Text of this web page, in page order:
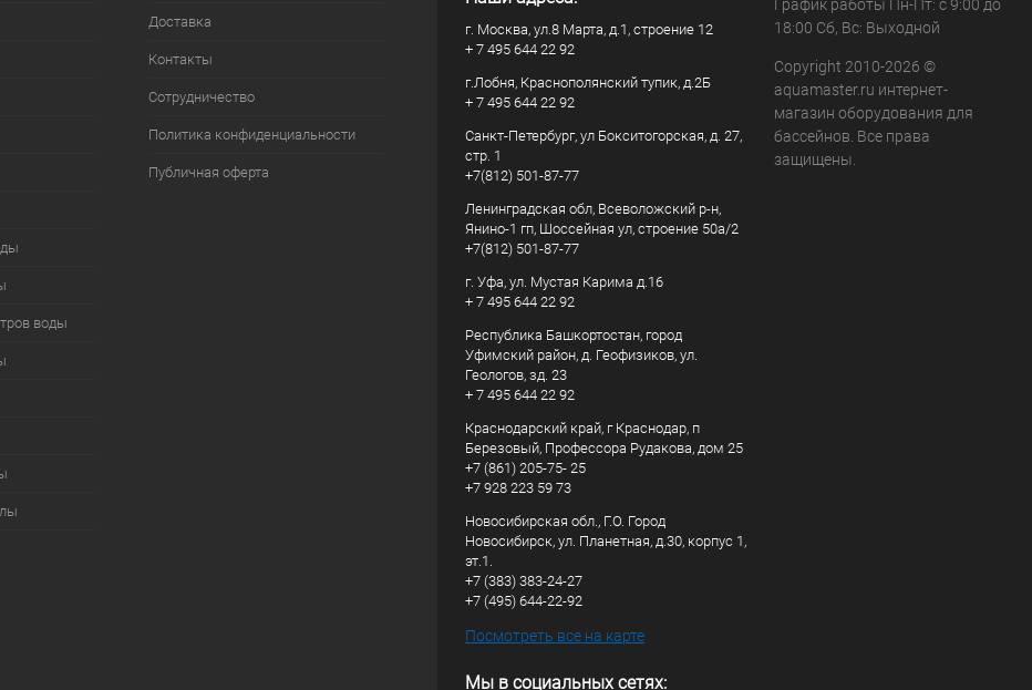
воды
Доставка
Контакты
Сотрудничество
Политика конфиденциальности
Публичная оферта
г. Москва, ул.8 Марта, д.1, строение 12
+ 7 495 644 22 92
г.Лобня, Краснополянский тупик, д.2Б
+ 7 495 644 22 92
Санкт-Петербург, ул Бокситогорская, д. 27,
стр. 1
+7(812) 501-87-77
Ленинградская обл, Всеволожский р-н,
Янино-1 гп, Шоссейная ул, строение 50а/2
+7(812) 501-87-77
г. Уфа, ул. Мустая Карима д.16
+ 7 495 644 22 92
Республика Башкортостан, город
Уфимский район, д. Геофизиков, ул.
Геологов, зд. 23
+ 7 495 644 22 92
Краснодарский край, г Краснодар, п
Березовый, Профессора Рудакова, дом 25
+7 (861) 205-75- 25
+7 928 223 59 73
Новосибирская обл., Г.О. Город
Новосибирск, ул. Планетная, д.30, корпус 1,
эт.1.
+7 (383) 383-24-27
+7 (495) 644-22-92
Посмотреть все на карте
Мы в социальных сетях:
График работы Пн-Пт: с 9:00 до
18:00 Сб, Вс: Выходной
Copyright 2010-2026 ©
aquamaster.ru интернет-
магазин оборудования для
бассейнов. Все права
защищены.